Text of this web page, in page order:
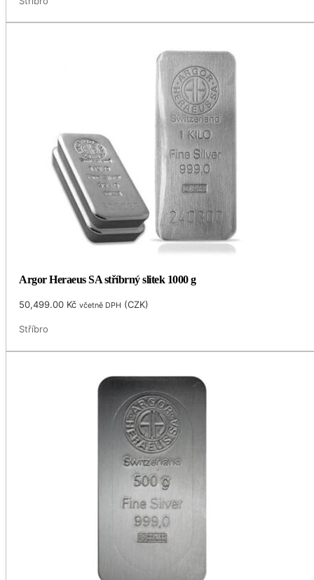
Argor Heraeus SA stříbrný slitek 1000 g
50,499.00 Kč včetně DPH (CZK)
Stříbro